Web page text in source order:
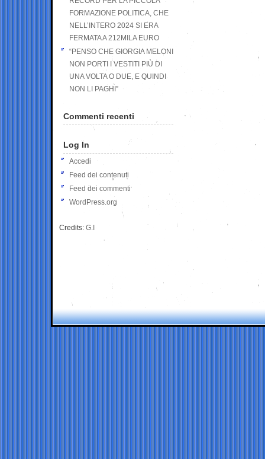
FORMAZIONE POLITICA, CHE
NELL’INTERO 2024 SI ERA
FERMATA A 212MILA EURO
“PENSO CHE GIORGIA MELONI
NON PORTI I VESTITI PIÙ DI
UNA VOLTA O DUE, E QUINDI
NON LI PAGHI”
Commenti recenti
Log In
Accedi
Feed dei contenuti
Feed dei commenti
WordPress.org
Credits: G.I